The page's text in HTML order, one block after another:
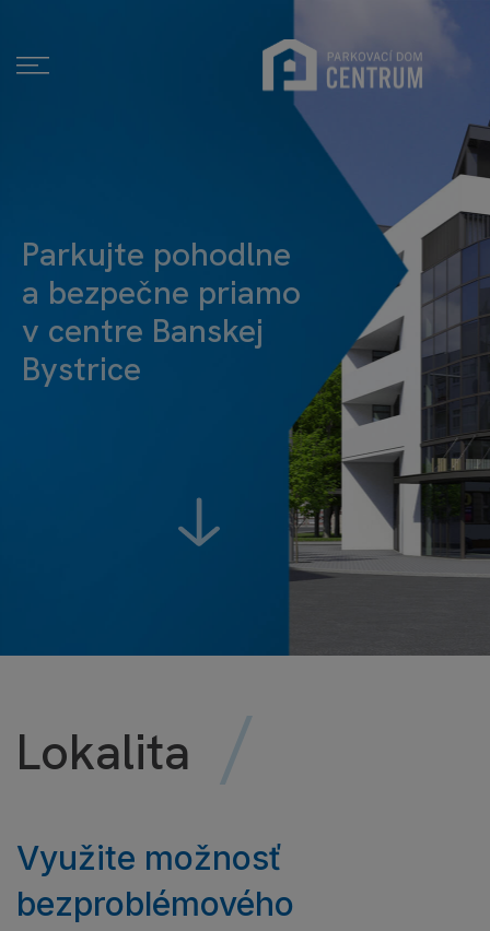
Parkujte pohodlne
a bezpečne priamo
v centre Banskej
Bystrice
Lokalita /
Využite možnosť
bezproblémového